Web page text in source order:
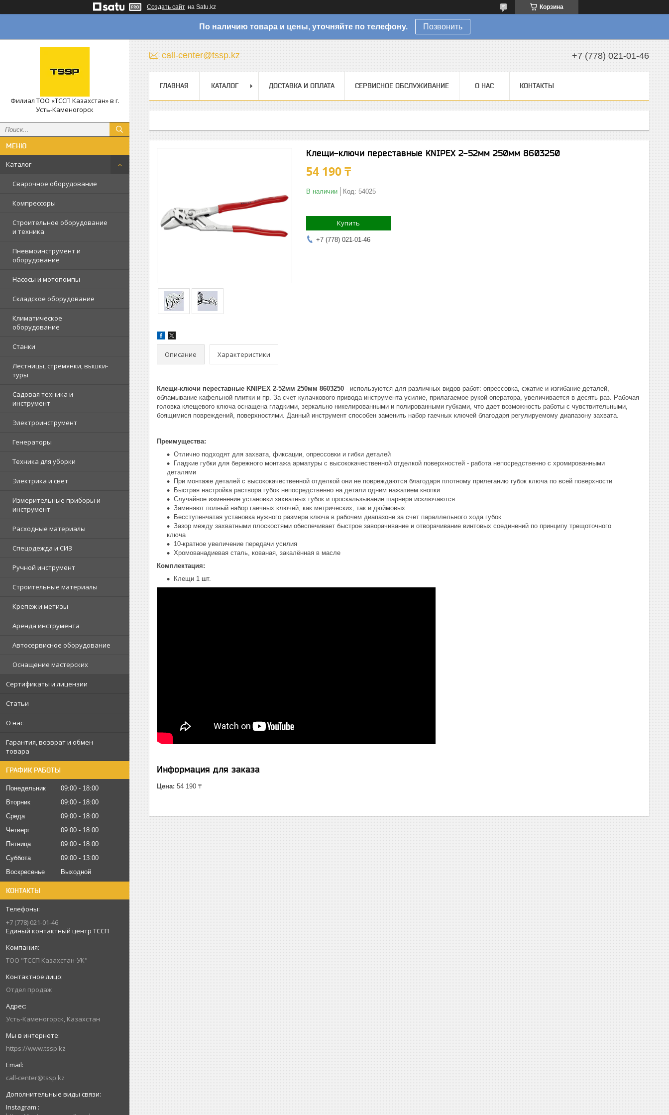
Создать сайт на Satu.kz Корзина
По наличию товара и цены, уточняйте по телефону. Позвонить
Филиал ТОО «ТССП Казахстан» в г.
Усть-Каменогорск
Каталог
Сварочное оборудование
Компрессоры
Строительное оборудование
и техника
Пневмоинструмент и
оборудование
Насосы и мотопомпы
Складское оборудование
Климатическое
оборудование
Станки
Лестницы, стремянки, вышки-
туры
Садовая техника и
инструмент
Электроинструмент
Генераторы
Техника для уборки
Электрика и свет
Измерительные приборы и
инструмент
Расходные материалы
Спецодежда и СИЗ
Ручной инструмент
Строительные материалы
Крепеж и метизы
Аренда инструмента
Автосервисное оборудование
Оснащение мастерских
Сертификаты и лицензии
Статьи
О нас
Гарантия, возврат и обмен
товара
ГРАФИК РАБОТЫ
Понедельник 09:00
18:00
Вторник
09:00
18:00
Среда
09:00
18:00
Четверг
09:00
18:00
Пятница
09:00
18:00
Суббота
09:00
13:00
Воскресенье
Выходной
КОНТАКТЫ
+7 (778) 021-01-46
Единый контактный центр ТССП
ТОО "ТССП Казахстан-УК"
Отдел продаж
Усть-Каменогорск, Казахстан
https://www.tssp.kz
call-center@tssp.kz
Instagram
call-center@tssp.kz +7 (778) 021-01-46
ГЛАВНАЯ КАТАЛОГ ДОСТАВКА И ОПЛАТА СЕРВИСНОЕ ОБСЛУЖИВАНИЕ О НАС КОНТАКТЫ
Клещи-ключи переставные KNIPEX 2-52мм 250мм 8603250
54 190 ₸
В наличии Код: 54025
Купить
+7 (778) 021-01-46
Описание Характеристики
Клещи-ключи переставные KNIPEX 2-52мм 250мм 8603250 - используются для различных видов работ: опрессовка, сжатие и изгибание деталей,
обламывание кафельной плитки и пр. За счет кулачкового привода инструмента усилие, прилагаемое рукой оператора, увеличивается в десять раз. Рабочая
головка клещевого ключа оснащена гладкими, зеркально никелированными и полированными губками, что дает возможность работы с чувствительными,
боящимися повреждений, поверхностями. Данный инструмент способен заменить набор гаечных ключей благодаря регулируемому диапазону захвата.
Преимущества:
Отлично подходят для захвата, фиксации, опрессовки и гибки деталей
Гладкие губки для бережного монтажа арматуры с высококачественной отделкой поверхностей - работа непосредственно с хромированными
деталями
При монтаже деталей с высококачественной отделкой они не повреждаются благодаря плотному прилеганию губок ключа по всей поверхности
Быстрая настройка раствора губок непосредственно на детали одним нажатием кнопки
Случайное изменение установки захватных губок и проскальзывание шарнира исключаются
Заменяют полный набор гаечных ключей, как метрических, так и дюймовых
Бесступенчатая установка нужного размера ключа в рабочем диапазоне за счет параллельного хода губок
Зазор между захватными плоскостями обеспечивает быстрое заворачивание и отворачивание винтовых соединений по принципу трещоточного
ключа
10-кратное увеличение передачи усилия
Хромованадиевая сталь, кованая, закалённая в масле
Комплектация:
Клещи 1 шт.
Информация для заказа
Цена: 54 190 ₸